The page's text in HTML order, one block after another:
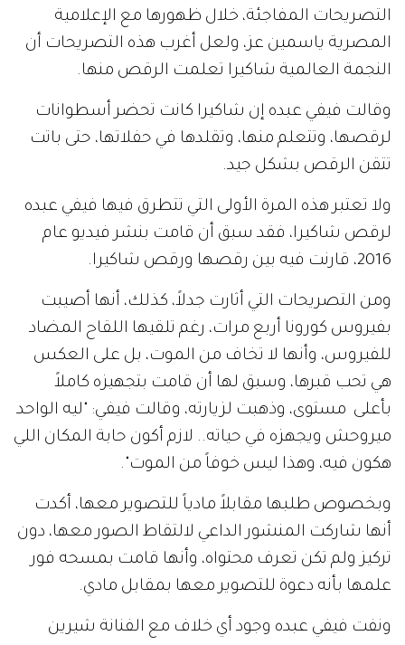
التصريحات المفاجئة، خلال ظهورها مع الإعلامية
المصرية ياسمين عز، ولعل أغرب هذه التصريحات أن
النجمة العالمية شاكيرا تعلمت الرقص منها.
وقالت فيفي عبده إن شاكيرا كانت تحضر أسطوانات
لرقصها، وتتعلم منها، وتقلدها في حفلاتها، حتى باتت
تتقن الرقص بشكل جيد.
ولا تعتبر هذه المرة الأولى التي تتطرق فيها فيفي عبده
لرقص شاكيرا، فقد سبق أن قامت بنشر فيديو عام
2016، قارنت فيه بين رقصها ورقص شاكيرا.
ومن التصريحات التي أثارت جدلاً، كذلك، أنها أصيبت
بفيروس كورونا أربع مرات، رغم تلقيها اللقاح المضاد
للفيروس، وأنها لا تخاف من الموت، بل على العكس
هي تحب قبرها، وسبق لها أن قامت بتجهيزه كاملاً
بأعلى مستوى، وذهبت لزيارته، وقالت فيفي: "ليه الواحد
ميروحش ويجهزه في حياته.. لازم أكون حابة المكان اللي
هكون فيه، وهذا ليس خوفاً من الموت".
وبخصوص طلبها مقابلاً مادياً للتصوير معها، أكدت
أنها شاركت المنشور الداعي لالتقاط الصور معها، دون
تركيز ولم تكن تعرف محتواه، وأنها قامت بمسحه فور
علمها بأنه دعوة للتصوير معها بمقابل مادي.
ونفت فيفي عبده وجود أي خلاف مع الفنانة شيرين